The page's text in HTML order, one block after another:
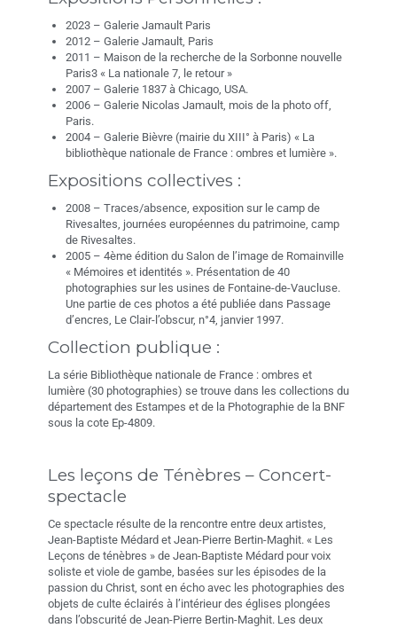
2023 – Galerie Jamault Paris
2012 – Galerie Jamault, Paris
2011 – Maison de la recherche de la Sorbonne nouvelle
Paris3 « La nationale 7, le retour »
2007 – Galerie 1837 à Chicago, USA.
2006 – Galerie Nicolas Jamault, mois de la photo off,
Paris.
2004 – Galerie Bièvre (mairie du XIII° à Paris) « La
bibliothèque nationale de France : ombres et lumière ».
Expositions collectives :
2008 – Traces/absence, exposition sur le camp de
Rivesaltes, journées européennes du patrimoine, camp
de Rivesaltes.
2005 – 4ème édition du Salon de l’image de Romainville
« Mémoires et identités ». Présentation de 40
photographies sur les usines de Fontaine-de-Vaucluse.
Une partie de ces photos a été publiée dans Passage
d’encres, Le Clair-l’obscur, n°4, janvier 1997.
Collection publique :
La série Bibliothèque nationale de France : ombres et
lumière (30 photographies) se trouve dans les collections du
département des Estampes et de la Photographie de la BNF
sous la cote Ep-4809.
Les leçons de Ténèbres – Concert-
spectacle
Ce spectacle résulte de la rencontre entre deux artistes,
Jean-Baptiste Médard et Jean-Pierre Bertin-Maghit. « Les
Leçons de ténèbres » de Jean-Baptiste Médard pour voix
soliste et viole de gambe, basées sur les épisodes de la
passion du Christ, sont en écho avec les photographies des
objets de culte éclairés à l’intérieur des églises plongées
dans l’obscurité de Jean-Pierre Bertin-Maghit. Les deux